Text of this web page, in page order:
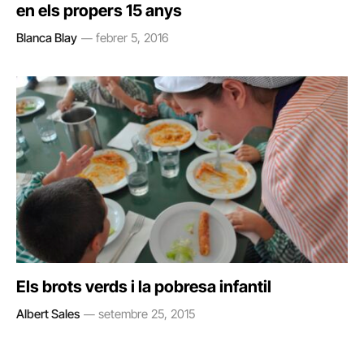
en els propers 15 anys
Blanca Blay febrer 5, 2016
Els brots verds i la pobresa infantil
Albert Sales setembre 25, 2015